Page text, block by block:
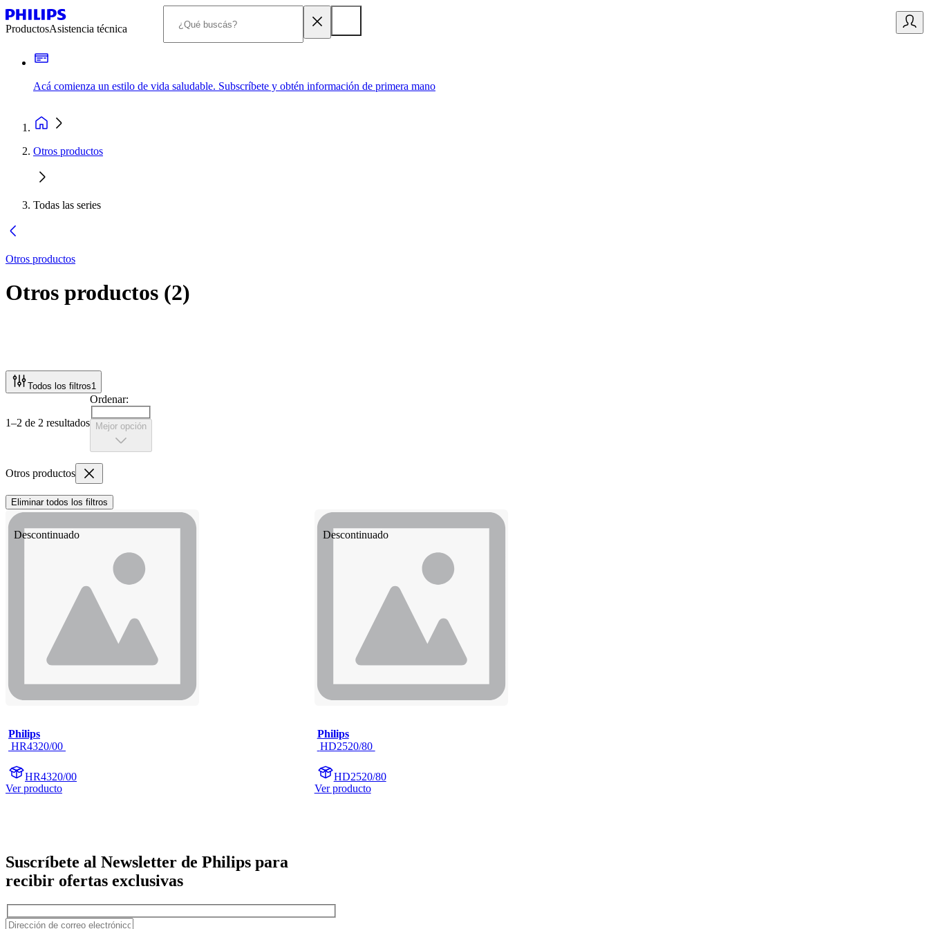
ProductosAsistencia técnica
Acá comienza un estilo de vida saludable. Subscríbete y obtén información de primera mano
Otros productos
Todas las series
Otros productos
Otros productos (2)
Todos los filtros1
1–2 de 2 resultados
Ordenar:
Mejor opción
Otros productos
Eliminar todos los filtros
Descontinuado
Philips
HR4320/00
HR4320/00
Ver producto
Descontinuado
Philips
HD2520/80
HD2520/80
Ver producto
Suscríbete al Newsletter de Philips para
recibir ofertas exclusivas